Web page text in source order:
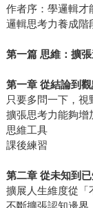
作者序：學邏輯才
邏輯思考力養成階
第一篇 思維：擴
第一章 從結論到
只要多問一下，視
擴張思考力能夠增
思維工具
課後練習
第二章 從未知到
擴展人生維度從「
不斷擴張認知邊界